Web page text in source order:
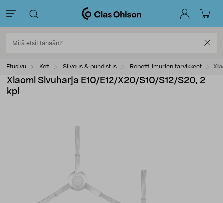
Etusivu Koti Siivous & puhdistus Robotti-imurien tarvikkeet
Xiaomi Sivuharja E10/E12/X20/S10/S12/S20, 2
kpl